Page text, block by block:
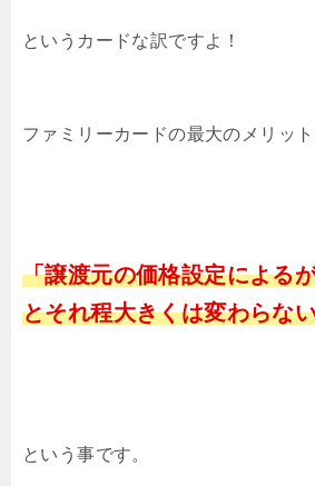
というカードな訳ですよ！
ファミリーカードの最大のメリッ
「譲渡元の価格設定による
とそれ程大きくは変わらな
という事です。